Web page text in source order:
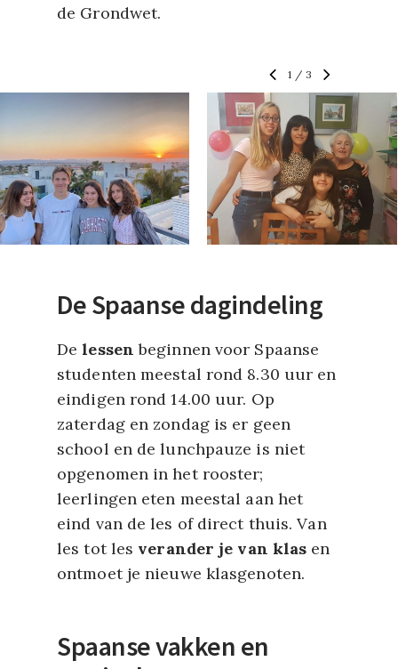
de Grondwet.
1 / 3
De Spaanse dagindeling
Delessen beginnen voor Spaanse
studenten meestal rond 8.30 uur en
eindigen rond 14.00 uur. Op
zaterdag en zondag is er geen
school en de lunchpauze is niet
opgenomen in het rooster;
leerlingen eten meestal aan het
eind van de les of direct thuis. Van
les tot les verander je van klas en
ontmoet je nieuwe klasgenoten.
Spaanse vakken en